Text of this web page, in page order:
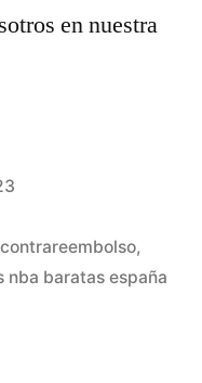
en nuestra
,
nba baratas españa